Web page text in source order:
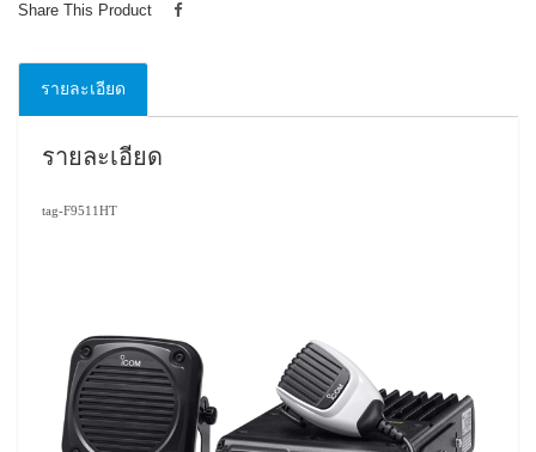
Share This Product
รายละเอียด
รายละเอียด
tag-F9511HT